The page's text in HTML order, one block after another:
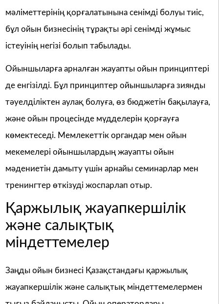
мәліметтерінің қорғалатынына сенімді болуы тиіс,
бұл ойын бизнесінің тұрақты әрі сенімді жұмыс
істеуінің негізі болып табылады.
Ойыншыларға арналған жауапты ойын принциптері
де енгізілді. Бұл принциптер ойыншыларға зиянды
тәуелділіктен аулақ болуға, өз бюджетін бақылауға,
және ойын процесінде мүдделерін қорғауға
көмектеседі. Мемлекеттік органдар мен ойын
мекемелері ойыншылардың жауапты ойын
мәдениетін дамыту үшін арнайы семинарлар мен
тренингтер өткізуді жоспарлап отыр.
Қаржылық жауапкершілік
және салықтық
міндеттемелер
Заңды ойын бизнесі Қазақстандағы қаржылық
жауапкершілік және салықтық міндеттемелермен